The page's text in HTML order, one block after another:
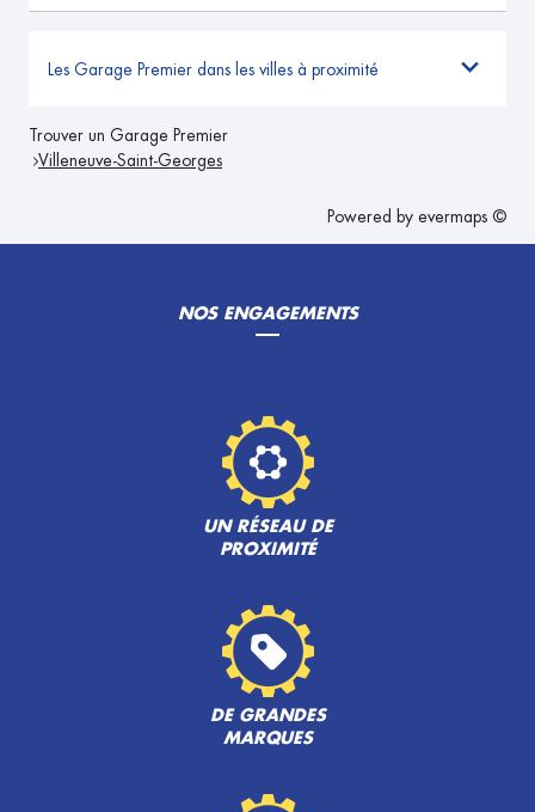
Les Garage Premier dans les villes à proximité
Trouver un Garage Premier
Villeneuve-Saint-Georges
Powered by evermaps ©
NOS ENGAGEMENTS
UN RÉSEAU DE
PROXIMITÉ
DE GRANDES
MARQUES